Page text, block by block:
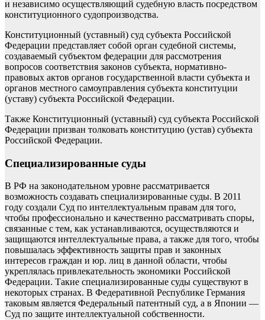
и независимо осуществляющий судебную власть посредством
конституционного судопроизводства.
Конституционный (уставный) суд субъекта Российской
Федерации представляет собой орган судебной системы,
создаваемый субъектом федерации для рассмотрения
вопросов соответствия законов субъекта, нормативно-
правовых актов органов государственной власти субъекта и
органов местного самоуправления субъекта конституции
(уставу) субъекта Российской Федерации.
Также Конституционный (уставный) суд субъекта Российской
Федерации призван толковать конституцию (устав) субъекта
Российской Федерации.
Специализированные суды
В РФ на законодательном уровне рассматривается
возможность создавать специализированные суды. В 2011
году создали Суд по интеллектуальным правам для того,
чтобы профессионально и качественно рассматривать споры,
связанные с тем, как устанавливаются, осуществляются и
защищаются интеллектуальные права, а также для того, чтобы
повышалась эффективность защиты прав и законных
интересов граждан и юр. лиц в данной области, чтобы
укреплялась привлекательность экономики Российской
Федерации. Такие специализированные суды существуют в
некоторых странах. В Федеративной Республике Германия
таковым является Федеральный патентный суд, а в Японии —
Суд по защите интеллектуальной собственности.